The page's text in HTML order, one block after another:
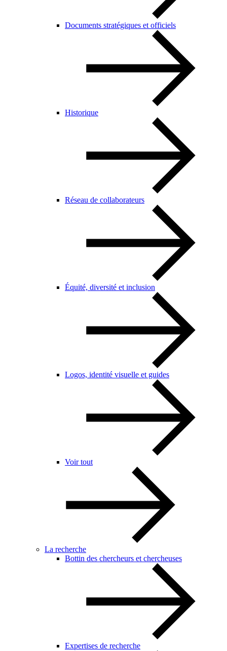
Documents stratégiques et officiels
Historique
Réseau de collaborateurs
Équité, diversité et inclusion
Logos, identité visuelle et guides
Voir tout
La recherche
Bottin des chercheurs et chercheuses
Expertises de recherche